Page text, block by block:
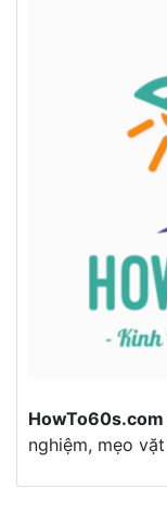
HowTo60s.com
nghiệm, mẹo